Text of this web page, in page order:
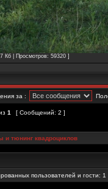
Кб | Просмотров: 59320 ]
за :
1 [ Сообщений: 2 ]
и тюнинг квадроциклов
пользователей и гости: 1